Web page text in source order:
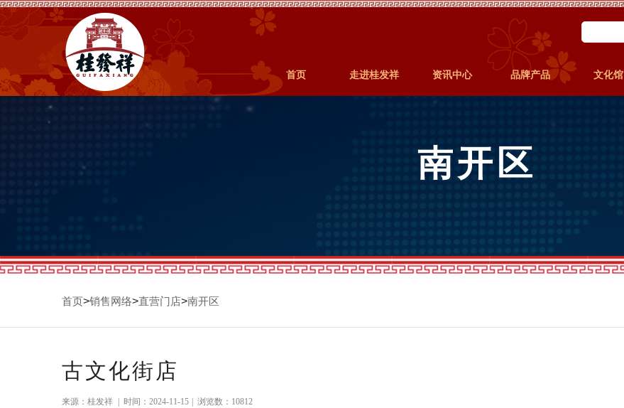
首页 走进桂发祥 资讯中心 品牌产品 文化馆
南开区
首页>销售网络>直营门店>南开区
古文化街店
来源：桂发祥 时间：2024-11-15 浏览数：10812